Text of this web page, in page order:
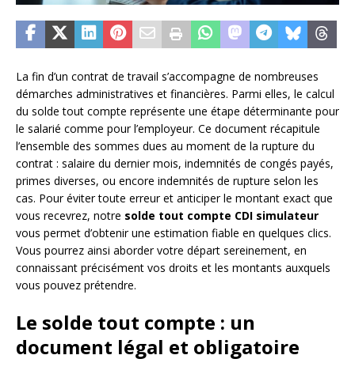
La fin d’un contrat de travail s’accompagne de nombreuses
démarches administratives et financières. Parmi elles, le calcul
du solde tout compte représente une étape déterminante pour
le salarié comme pour l’employeur. Ce document récapitule
l’ensemble des sommes dues au moment de la rupture du
contrat : salaire du dernier mois, indemnités de congés payés,
primes diverses, ou encore indemnités de rupture selon les
cas. Pour éviter toute erreur et anticiper le montant exact que
vous recevrez, notre solde tout compte CDI simulateur
vous permet d’obtenir une estimation fiable en quelques clics.
Vous pourrez ainsi aborder votre départ sereinement, en
connaissant précisément vos droits et les montants auxquels
vous pouvez prétendre.
Le solde tout compte : un
document légal et obligatoire